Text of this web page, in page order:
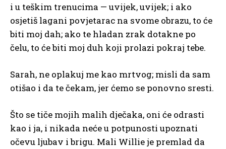
i u teškim trenucima — uvijek, uvijek; i ako
osjetiš lagani povjetarac na svome obrazu, to će
biti moj dah; ako te hladan zrak dotakne po
čelu, to će biti moj duh koji prolazi pokraj tebe.
Sarah, ne oplakuj me kao mrtvog; misli da sam
otišao i da te čekam, jer ćemo se ponovno sresti.
Što se tiče mojih malih dječaka, oni će odrasti
kao i ja, i nikada neće u potpunosti upoznati
očevu ljubav i brigu. Mali Willie je premlad da